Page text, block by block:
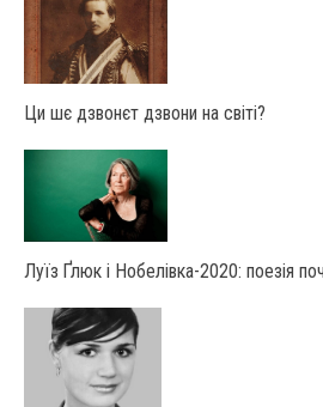
Ци шє дзвонєт дзвони на світі?
Луїз Ґлюк і Нобелівка-2020: поезія